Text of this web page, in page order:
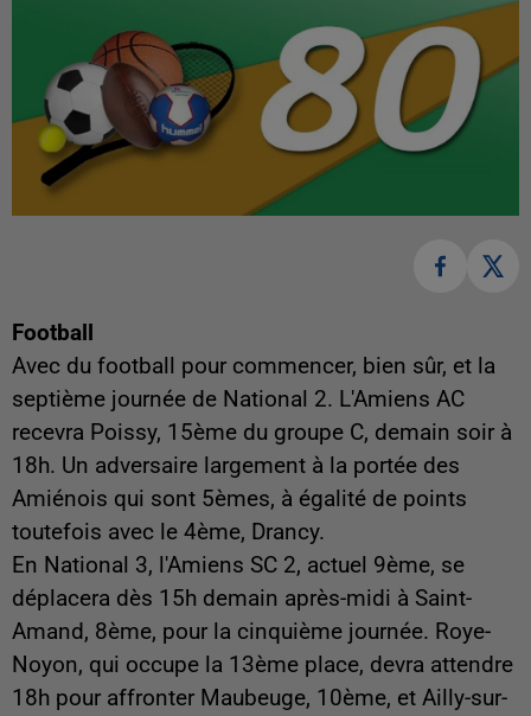
Football
Avec du football pour commencer, bien sûr, et la
septième journée de National 2. L'Amiens AC
recevra Poissy, 15ème du groupe C, demain soir à
18h. Un adversaire largement à la portée des
Amiénois qui sont 5èmes, à égalité de points
toutefois avec le 4ème, Drancy.
En National 3, l'Amiens SC 2, actuel 9ème, se
déplacera dès 15h demain après-midi à Saint-
Amand, 8ème, pour la cinquième journée. Roye-
Noyon, qui occupe la 13ème place, devra attendre
18h pour affronter Maubeuge, 10ème, et Ailly-sur-